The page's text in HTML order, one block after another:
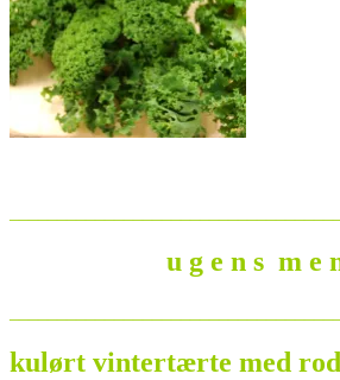
u g e n s m e
kulørt vintertærte med